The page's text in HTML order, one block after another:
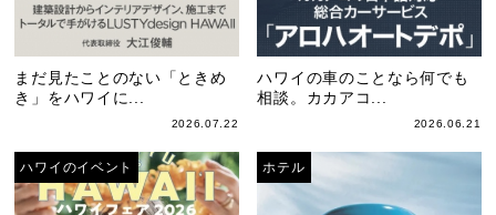
まだ見たことのない「ときめ
き」をハワイに...
2026.07.22
ハワイの車のことなら何でも
相談。カカアコ...
2026.06.21
ハワイのイベント ホテル